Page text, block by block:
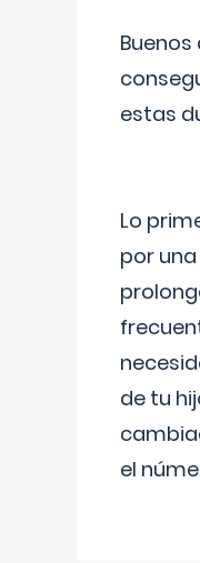
Buenos
estas
Lo
por
de tu
el